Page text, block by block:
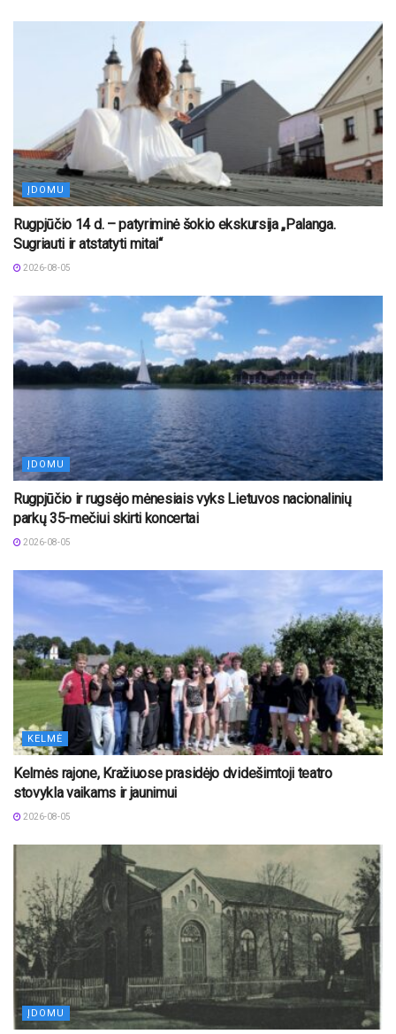
ĮDOMU
Rugpjūčio 14 d. – patyriminė šokio ekskursija „Palanga.
Sugriauti ir atstatyti mitai“
2026-08-05
ĮDOMU
Rugpjūčio ir rugsėjo mėnesiais vyks Lietuvos nacionalinių
parkų 35-mečiui skirti koncertai
2026-08-05
KELMĖ
Kelmės rajone, Kražiuose prasidėjo dvidešimtoji teatro
stovykla vaikams ir jaunimui
2026-08-05
ĮDOMU